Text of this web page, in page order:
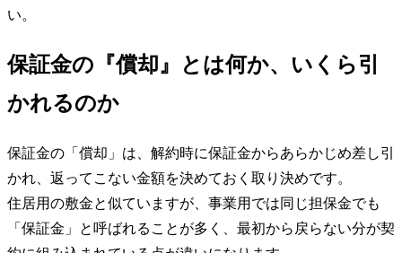
い。
保証金の『償却』とは何か、いくら引
かれるのか
保証金の「償却」は、解約時に保証金からあらかじめ差し引
かれ、返ってこない金額を決めておく取り決めです。
住居用の敷金と似ていますが、事業用では同じ担保金でも
「保証金」と呼ばれることが多く、最初から戻らない分が契